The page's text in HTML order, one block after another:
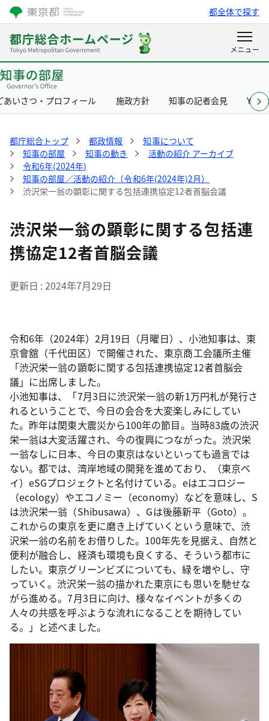
都全体で探す
あいさつ・プロフィール 施政方針 知事の記者会見
都庁総合トップ 都政情報
知事について
知事の部屋
知事の動き
活動の紹介 アーカイブ
令和6年(2024年)
知事の部屋／活動の紹介（令和6年(2024年)2月）
渋沢栄一翁の顕彰に関する包括連携協定12者首脳会議
渋沢栄一翁の顕彰に関する包括連
携協定12者首脳会議
更新日 2024年7月29日
令和6年（2024年）2月19日（月曜日）、小池知事は、東
京會舘（千代田区）で開催された、東京商工会議所主催
「渋沢栄一翁の顕彰に関する包括連携協定12者首脳会
議」に出席しました。
小池知事は、「7月3日に渋沢栄一翁の新1万円札が発行さ
れるということで、今日の会合を大変楽しみにしてい
た。昨年は関東大震災から100年の節目。当時83歳の渋沢
栄一翁は大変活躍され、今の復興につながった。渋沢栄
一翁なしに日本、今日の東京はないといっても過言では
ない。都では、湾岸地域の開発を進めており、（東京ベ
イ）eSGプロジェクトと名付けている。eはエコロジー
（ecology）やエコノミー（economy）などを意味し、S
は渋沢栄一翁（Shibusawa）、Gは後藤新平（Goto）。
これからの東京を更に磨き上げていくという意味で、渋
沢栄一翁の名前をお借りした。100年先を見据え、自然と
便利が融合し、経済も環境も良くする、そういう都市に
したい。東京グリーンビズについても、緑を増やし、守
っていく。渋沢栄一翁の描かれた東京にも思いを馳せな
がら進める。7月3日に向け、様々なイベントが多くの
人々の共感を呼ぶような流れになることを期待してい
る。」と述べました。